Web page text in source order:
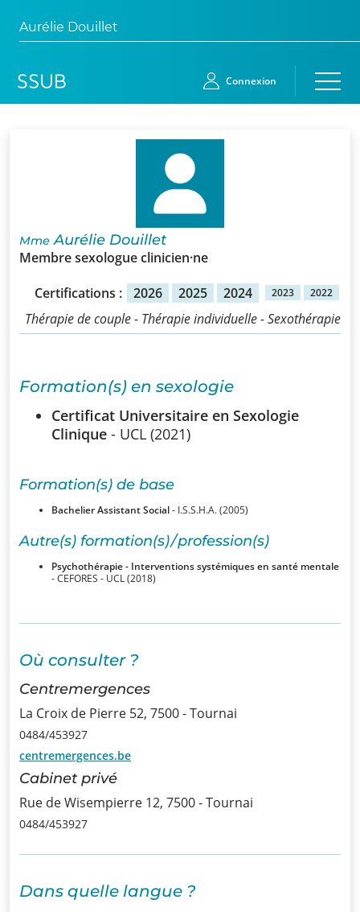
Aurélie Douillet
d’adhésion
Qui
sommes-
nous?
SSUB
Historique
La
sexologie
Superviseurs
Comités
d’Ethique et de
Déontologique
Comité
Scientifique
Infos
Informations
Actualités
Formations
Offre
Connexion
Mme Aurélie Douillet
Membre sexologue clinicien·ne
Certifications :
2026 2025 2024 2023 2022
Thérapie de couple - Thérapie individuelle - Sexothérapie
Formation(s) en sexologie
Certificat Universitaire en Sexologie
Clinique - UCL (2021)
Formation(s) de base
Bachelier Assistant Social- I.S.S.H.A. (2005)
Autre(s) formation(s) / profession(s)
Psychothérapie - Interventions systémiques en santé mentale
- CEFORES - UCL (2018)
Où consulter ?
Centremergences
La Croix de Pierre 52, 7500 - Tournai
0484/453927
centremergences.be
Cabinet privé
Rue de Wisempierre 12, 7500 - Tournai
0484/453927
Dans quelle langue ?